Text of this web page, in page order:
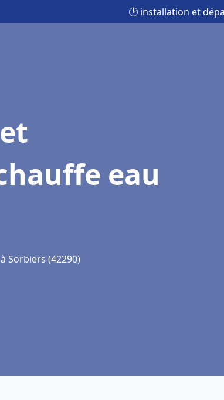
🕒 installation et
eau
Sorbiers (42290)